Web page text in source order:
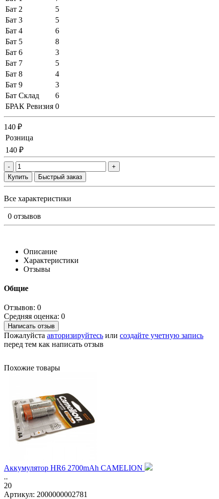
Бат 2
5
Бат 3
5
Бат 4
6
Бат 5
8
Бат 6
3
Бат 7
5
Бат 8
4
Бат 9
3
Бат Склад
6
БРАК Ревизия 0
140 ₽
Розница
140 ₽
-
+
Купить
Быстрый заказ
Все характеристики
0 отзывов
Описание
Характеристики
Отзывы
Общие
Отзывов: 0
Средняя оценка: 0
Написать отзыв
Пожалуйста авторизируйтесь или создайте учетную запись
перед тем как написать отзыв
Похожие товары
Аккумулятор HR6 2700mAh CAMELION
..
20
Артикул: 2000000002781